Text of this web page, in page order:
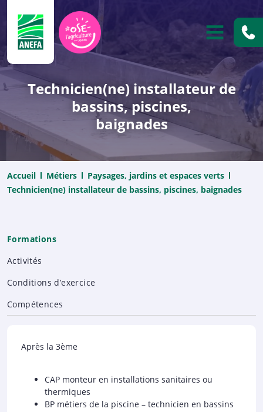
OUVRIR
Technicien(ne) installateur de
bassins, piscines,
baignades
Accueil Métiers
Paysages, jardins et espaces verts
Technicien(ne) installateur de bassins, piscines, baignades
Formations
Activités
Conditions d’exercice
Compétences
Après la 3ème
CAP monteur en installations sanitaires ou
thermiques
BP métiers de la piscine – technicien en bassins